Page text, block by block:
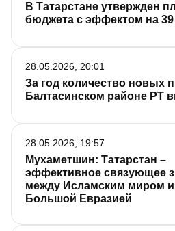
В Татарстане утвержден
бюджета с эффектом на
За год количество новых
Балтасинском районе РТ
28.05.2026, 20:01
Мухаметшин: Татарстан –
эффективное связующее
между Исламским миром и
Большой Евразией
28.05.2026, 19:57